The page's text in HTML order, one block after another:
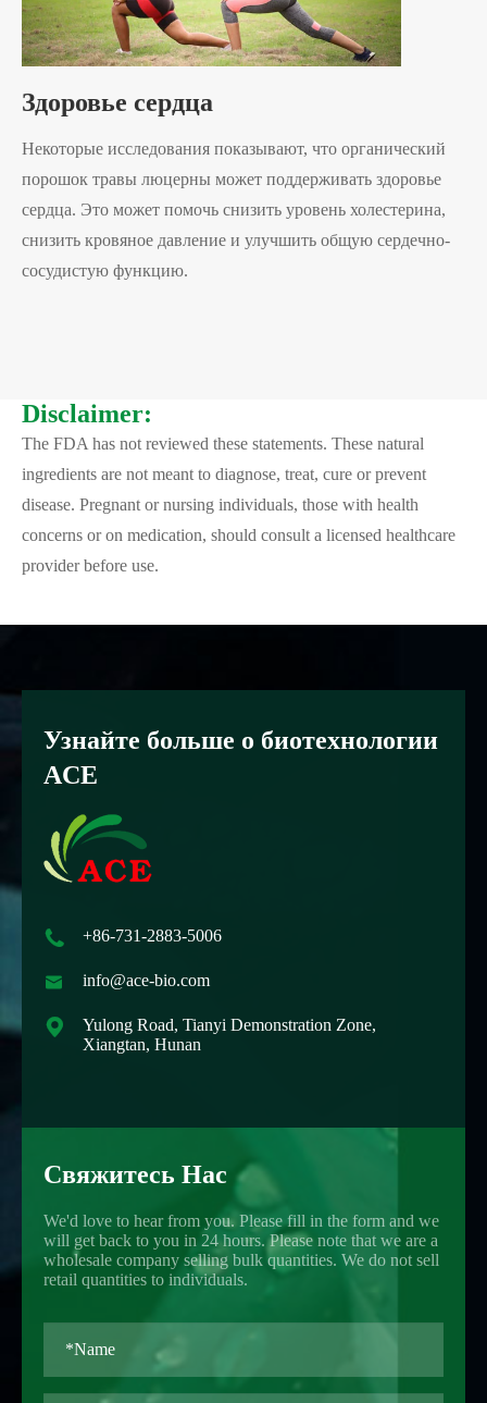
Здоровье сердца
Некоторые исследования показывают, что органический
порошок травы люцерны может поддерживать здоровье
сердца. Это может помочь снизить уровень холестерина,
снизить кровяное давление и улучшить общую сердечно-
сосудистую функцию.
Disclaimer:
The FDA has not reviewed these statements. These natural
ingredients are not meant to diagnose, treat, cure or prevent
disease. Pregnant or nursing individuals, those with health
concerns or on medication, should consult a licensed healthcare
provider before use.
Узнайте больше о биотехнологии
ACE
 +86-731-2883-5006
 info@ace-bio.com

Yulong Road, Tianyi Demonstration Zone,
Xiangtan, Hunan
Свяжитесь Нас
We'd love to hear from you. Please fill in the form and we
will get back to you in 24 hours. Please note that we are a
wholesale company selling bulk quantities. We do not sell
retail quantities to individuals.